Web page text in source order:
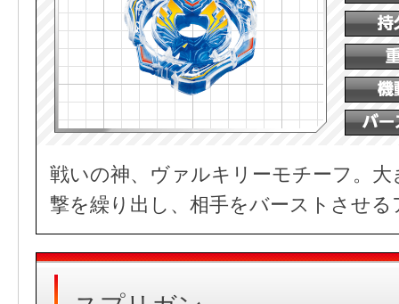
戦いの神、ヴァルキリーモチーフ。
撃を繰り出し、相手をバーストさせ